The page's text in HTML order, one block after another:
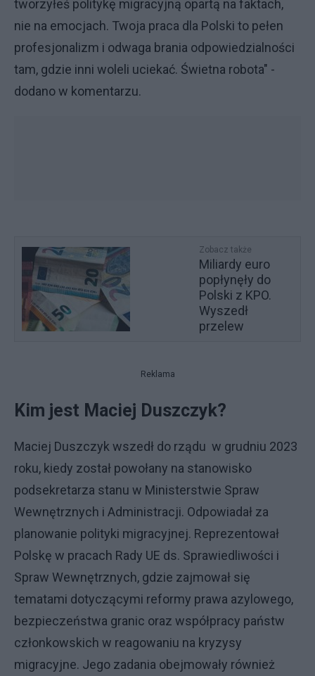
tworzyłeś politykę migracyjną opartą na faktach,
nie na emocjach. Twoja praca dla Polski to pełen
profesjonalizm i odwaga brania odpowiedzialności
tam, gdzie inni woleli uciekać. Świetna robota" -
dodano w komentarzu.
Zobacz także
Miliardy euro
popłynęły do
Polski z KPO.
Wyszedł
przelew
Reklama
Kim jest Maciej Duszczyk?
Maciej Duszczyk wszedł do rządu w grudniu 2023
roku, kiedy został powołany na stanowisko
podsekretarza stanu w Ministerstwie Spraw
Wewnętrznych i Administracji. Odpowiadał za
planowanie polityki migracyjnej. Reprezentował
Polskę w pracach Rady UE ds. Sprawiedliwości i
Spraw Wewnętrznych, gdzie zajmował się
tematami dotyczącymi reformy prawa azylowego,
bezpieczeństwa granic oraz współpracy państw
członkowskich w reagowaniu na kryzysy
migracyjne. Jego zadania obejmowały również